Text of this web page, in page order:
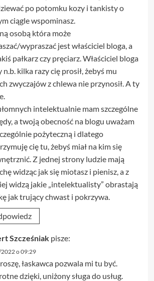
po potomku kozy i tankisty o
ciągle wspominasz.
osobą która może
wypraszać jest właściciel bloga, a
pałkarz czy pręciarz. Właściciel bloga
n.b. kilka razy cię prosił, żebyś mu
zwyczajów z chlewa nie przynosił. A ty
intelektualnie mam szczególne
a twoją obecność na blogu uważam
pożyteczną i dlatego
cię tu, żebyś miał na kim się
Z jednej strony ludzie mają
widząc jak się miotasz i pienisz, a z
widzą jakie „intelektualisty” obrastają
jak trujący chwast i pokrzywa.
Szcześniak pisze:
o 09:29
łaskawca pozwala mi tu być.
dzięki, uniżony sługa do usług.